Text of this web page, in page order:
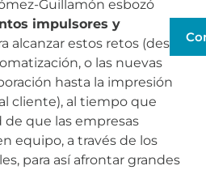
Guillamón esbozó
impulsores y
alcanzar estos retos (desde
o las nuevas
hasta la impresión
cliente), al tiempo que
que las empresas
equipo, a través de los
para así afrontar grandes